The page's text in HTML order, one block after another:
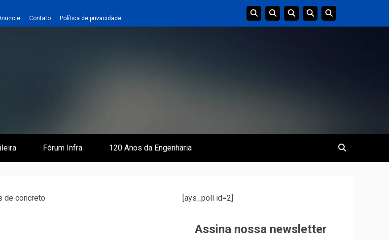
Contato Política de privacidade
Fórum Infra 120 Anos da Engenharia
de concreto [ays_poll id=2]
Assina nossa newsletter